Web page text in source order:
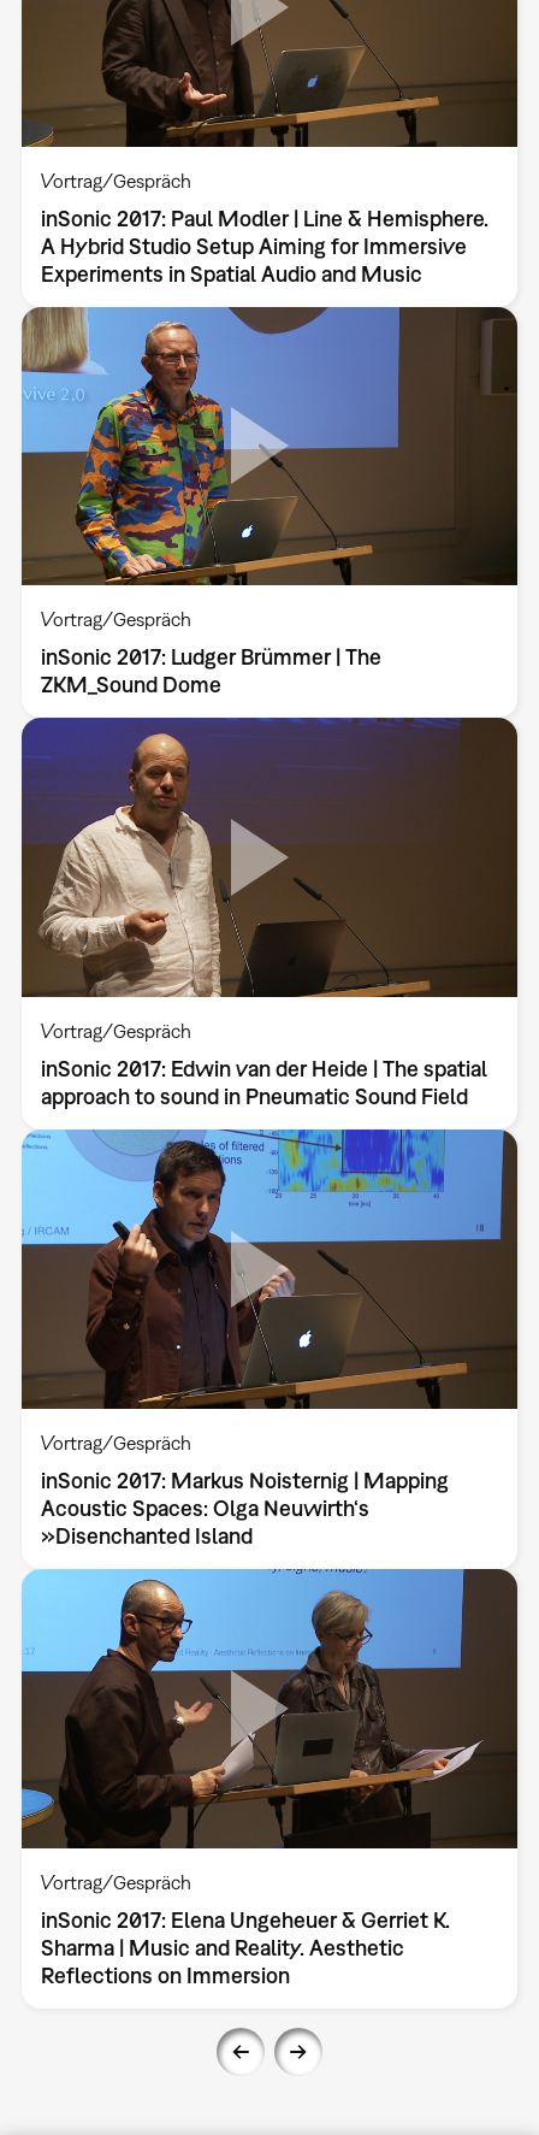
Vortrag/Gespräch
inSonic 2017: Paul Modler | Line & Hemisphere.
A Hybrid Studio Setup Aiming for Immersive
Experiments in Spatial Audio and Music
Vortrag/Gespräch
inSonic 2017: Ludger Brümmer | The
ZKM_Sound Dome
Vortrag/Gespräch
inSonic 2017: Edwin van der Heide | The spatial
approach to sound in Pneumatic Sound Field
Vortrag/Gespräch
inSonic 2017: Markus Noisternig | Mapping
Acoustic Spaces: Olga Neuwirth‘s
»Disenchanted Island
Vortrag/Gespräch
inSonic 2017: Elena Ungeheuer & Gerriet K.
Sharma | Music and Reality. Aesthetic
Reflections on Immersion